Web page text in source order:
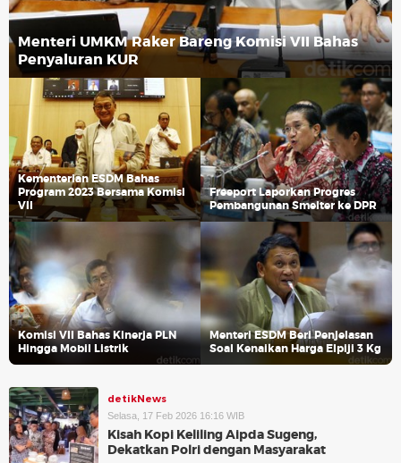
Menteri UMKM Raker Bareng Komisi VII Bahas
Penyaluran KUR
Kementerian ESDM Bahas
Program 2023 Bersama Komisi
VII
Freeport Laporkan Progres
Pembangunan Smelter ke DPR
Komisi VII Bahas Kinerja PLN
Hingga Mobil Listrik
Menteri ESDM Beri Penjelasan
Soal Kenaikan Harga Elpiji 3 Kg
detikNews
Selasa, 17 Feb 2026 16:16 WIB
Kisah Kopi Keliling Aipda Sugeng,
Dekatkan Polri dengan Masyarakat